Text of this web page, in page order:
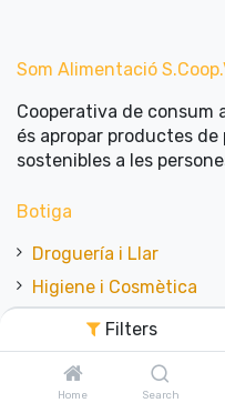
Filters
Home Search
Som Alimentació​
Cooperativa de consum
és apropar productes
sostenibles a les
Botiga
Droguería i Llar
Higiene i Cosmètica
Fruita i Verdura
Granel